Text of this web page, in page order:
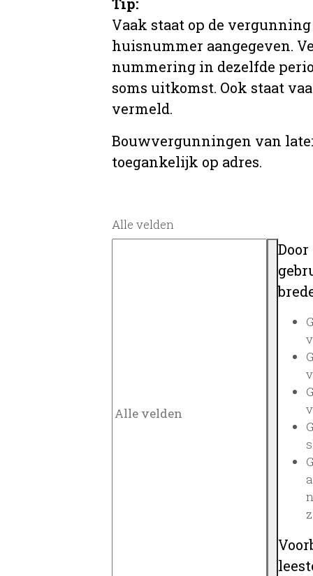
Vaak staat op de
huisnummer aangegeven.
nummering in dezelfde
soms uitkomst. Ook staat
vermeld.
Bouwvergunningen van
toegankelijk op adres.
Alle velden